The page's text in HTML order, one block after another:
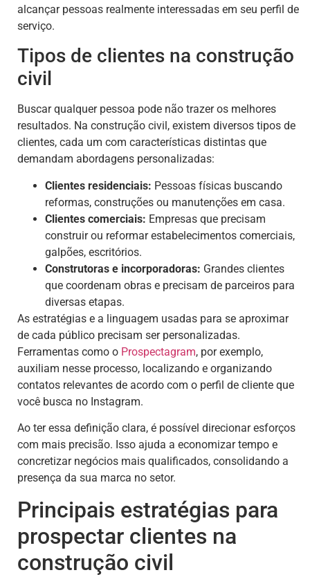
alcançar pessoas realmente interessadas em seu perfil de
serviço.
Tipos de clientes na construção
civil
Buscar qualquer pessoa pode não trazer os melhores
resultados. Na construção civil, existem diversos tipos de
clientes, cada um com características distintas que
demandam abordagens personalizadas:
Clientes residenciais: Pessoas físicas buscando
reformas, construções ou manutenções em casa.
Clientes comerciais: Empresas que precisam
construir ou reformar estabelecimentos comerciais,
galpões, escritórios.
Construtoras e incorporadoras: Grandes clientes
que coordenam obras e precisam de parceiros para
diversas etapas.
As estratégias e a linguagem usadas para se aproximar
de cada público precisam ser personalizadas.
Ferramentas como o Prospectagram, por exemplo,
auxiliam nesse processo, localizando e organizando
contatos relevantes de acordo com o perfil de cliente que
você busca no Instagram.
Ao ter essa definição clara, é possível direcionar esforços
com mais precisão. Isso ajuda a economizar tempo e
concretizar negócios mais qualificados, consolidando a
presença da sua marca no setor.
Principais estratégias para
prospectar clientes na
construção civil